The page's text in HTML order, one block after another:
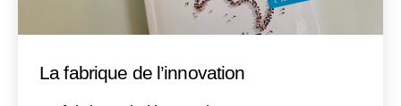
La fabrique de l’innovation